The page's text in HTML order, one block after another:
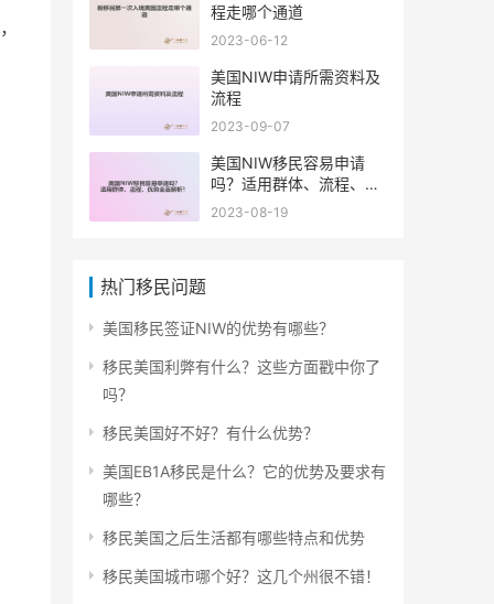
程走哪个通道
2023-06-12
美国NIW申请所需资料及
流程
2023-09-07
美国NIW移民容易申请
吗？适用群体、流程、优
势全面解析！
2023-08-19
热门移民问题
美国移民签证NIW的优势有哪些？
移民美国利弊有什么？这些方面戳中你了
吗？
移民美国好不好？有什么优势？
美国EB1A移民是什么？它的优势及要求有
哪些？
移民美国之后生活都有哪些特点和优势
移民美国城市哪个好？这几个州很不错！